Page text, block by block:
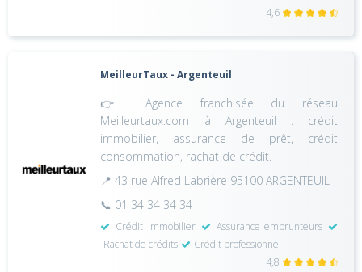
4,6
MeilleurTaux - Argenteuil
👉 Agence franchisée du réseau
Meilleurtaux.com à Argenteuil : crédit
immobilier, assurance de prêt, crédit
consommation, rachat de crédit.
📍 43 rue Alfred Labrière 95100 ARGENTEUIL
📞 01 34 34 34 34
Crédit immobilier
Assurance emprunteurs
Rachat de crédits
Crédit professionnel
4,8